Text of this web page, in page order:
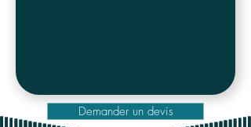
Demander un devis